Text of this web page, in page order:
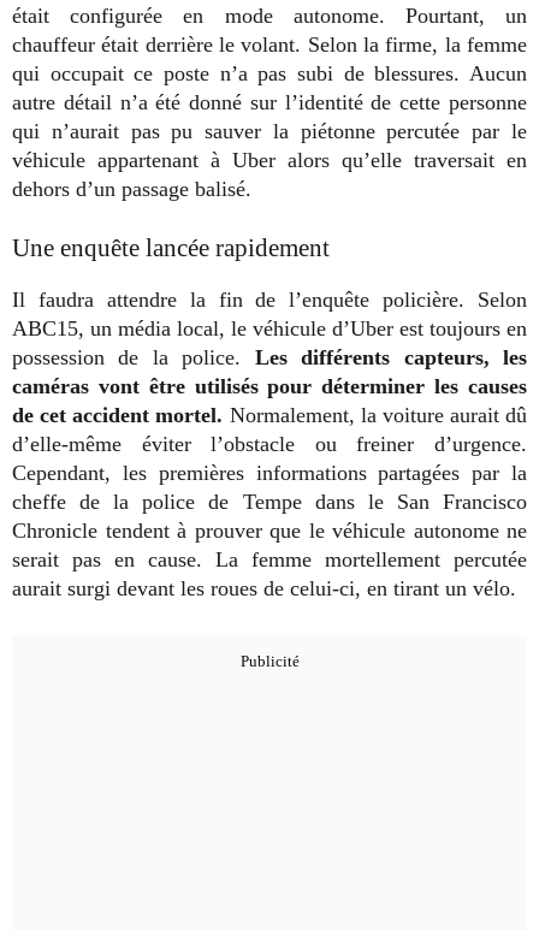
était configurée en mode autonome. Pourtant, un
chauffeur était derrière le volant. Selon la firme, la femme
qui occupait ce poste n’a pas subi de blessures. Aucun
autre détail n’a été donné sur l’identité de cette personne
qui n’aurait pas pu sauver la piétonne percutée par le
véhicule appartenant à Uber alors qu’elle traversait en
dehors d’un passage balisé.
Une enquête lancée rapidement
Il faudra attendre la fin de l’enquête policière. Selon
ABC15, un média local, le véhicule d’Uber est toujours en
possession de la police. Les différents capteurs, les
caméras vont être utilisés pour déterminer les causes
de cet accident mortel. Normalement, la voiture aurait dû
d’elle-même éviter l’obstacle ou freiner d’urgence.
Cependant, les premières informations partagées par la
cheffe de la police de Tempe dans le San Francisco
Chronicle tendent à prouver que le véhicule autonome ne
serait pas en cause. La femme mortellement percutée
aurait surgi devant les roues de celui-ci, en tirant un vélo.